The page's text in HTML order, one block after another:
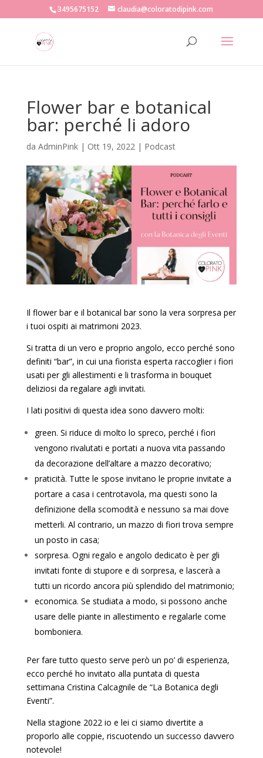
3495675152 claudia@coloratodipink.com
Flower bar e botanical
bar: perché li adoro
da AdminPink| Ott 19, 2022| Podcast
Il flower bar e il botanical bar sono la vera sorpresa per
i tuoi ospiti ai matrimoni 2023.
Si tratta di un vero e proprio angolo, ecco perché sono
definiti “bar”, in cui una fiorista esperta raccoglier i fiori
usati per gli allestimenti e li trasforma in bouquet
deliziosi da regalare agli invitati.
I lati positivi di questa idea sono davvero molti:
green. Si riduce di molto lo spreco, perché i fiori
vengono rivalutati e portati a nuova vita passando
da decorazione dell’altare a mazzo decorativo;
praticità. Tutte le spose invitano le proprie invitate a
portare a casa i centrotavola, ma questi sono la
definizione della scomodità e nessuno sa mai dove
metterli. Al contrario, un mazzo di fiori trova sempre
un posto in casa;
sorpresa. Ogni regalo e angolo dedicato è per gli
invitati fonte di stupore e di sorpresa, e lascerà a
tutti un ricordo ancora più splendido del matrimonio;
economica. Se studiata a modo, si possono anche
usare delle piante in allestimento e regalarle come
bomboniera.
Per fare tutto questo serve però un po’ di esperienza,
ecco perché ho invitato alla puntata di questa
settimana Cristina Calcagnile de “La Botanica degli
Eventi”.
Nella stagione 2022 io e lei ci siamo divertite a
proporlo alle coppie, riscuotendo un successo davvero
notevole!